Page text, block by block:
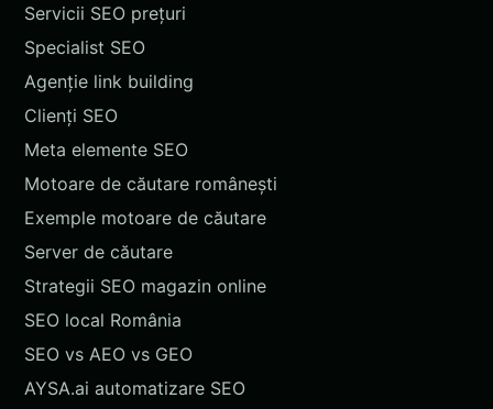
Servicii SEO prețuri
Specialist SEO
Agenție link building
Clienți SEO
Meta elemente SEO
Motoare de căutare românești
Exemple motoare de căutare
Server de căutare
Strategii SEO magazin online
SEO local România
SEO vs AEO vs GEO
AYSA.ai automatizare SEO